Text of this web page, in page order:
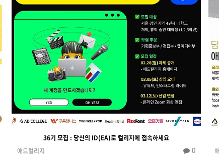
36기 모집 : 당신의 ID(EA)로 컬리지에 접속하세요
애드컬리지
0